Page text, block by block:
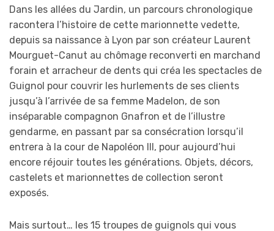
Dans les allées du Jardin, un parcours chronologique
racontera l’histoire de cette marionnette vedette,
depuis sa naissance à Lyon par son créateur Laurent
Mourguet-Canut au chômage reconverti en marchand
forain et arracheur de dents qui créa les spectacles de
Guignol pour couvrir les hurlements de ses clients
jusqu’à l’arrivée de sa femme Madelon, de son
inséparable compagnon Gnafron et de l’illustre
gendarme, en passant par sa consécration lorsqu’il
entrera à la cour de Napoléon III, pour aujourd’hui
encore réjouir toutes les générations. Objets, décors,
castelets et marionnettes de collection seront
exposés.
Mais surtout… les 15 troupes de guignols qui vous